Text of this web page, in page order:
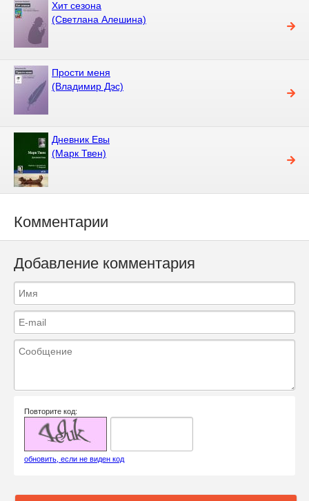
Хит сезона
(Светлана Алешина)
Прости меня
(Владимир Дэс)
Дневник Евы
(Марк Твен)
Комментарии
Добавление комментария
Повторите код:
обновить, если не виден код